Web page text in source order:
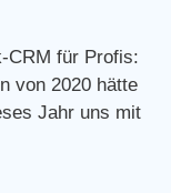
CRM für Profis:
von 2020 hätte
Jahr uns mit